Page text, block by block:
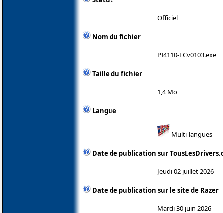
Officiel
Nom du fichier
PI4110-ECv0103.exe
Taille du fichier
1,4 Mo
Langue
Multi-langues
Date de publication sur
Jeudi 02 juillet 2026
Date de publication sur le site de Razer
Mardi 30 juin 2026